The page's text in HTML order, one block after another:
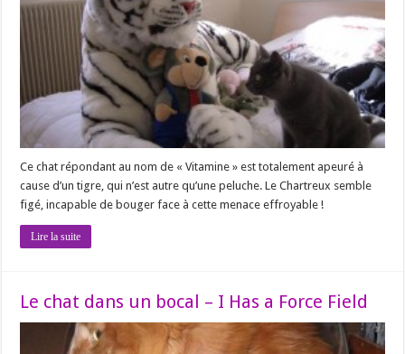
Ce chat répondant au nom de « Vitamine » est totalement apeuré à
cause d’un tigre, qui n’est autre qu’une peluche. Le Chartreux semble
figé, incapable de bouger face à cette menace effroyable !
Lire la suite
Le chat dans un bocal – I Has a Force Field